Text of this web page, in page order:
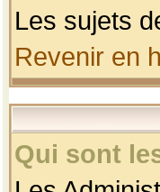
Les sujets
Revenir en
Qui sont